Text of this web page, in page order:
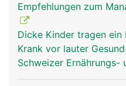
Empfehlungen zum
Dicke Kinder tragen ein
Krank vor lauter
Schweizer Ernährungs-